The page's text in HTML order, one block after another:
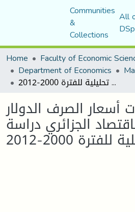
Communities
&
Collections
All
Home
Department of Economics
أثر تقلبات أسعار الصرف الدولار والأورو على الاقتصاد الجزائري دراسة تحليلية للفترة 2000-2012
أسعار الصرف الدولار
الجزائري دراسة
2000-2012